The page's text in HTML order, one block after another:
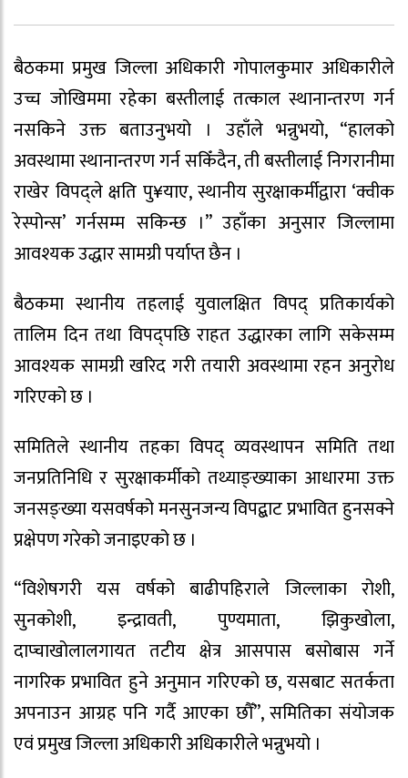
बैठकमा प्रमुख जिल्ला अधिकारी गोपालकुमार अधिकारीले
उच्च जोखिममा रहेका बस्तीलाई तत्काल स्थानान्तरण गर्न
नसकिने उक्त बताउनुभयो । उहाँले भन्नुभयो, “हालको
अवस्थामा स्थानान्तरण गर्न सकिँदैन, ती बस्तीलाई निगरानीमा
राखेर विपद्ले क्षति पु¥याए, स्थानीय सुरक्षाकर्मीद्वारा ‘क्वीक
रेस्पोन्स’ गर्नसम्म सकिन्छ ।” उहाँका अनुसार जिल्लामा
आवश्यक उद्धार सामग्री पर्याप्त छैन ।
बैठकमा स्थानीय तहलाई युवालक्षित विपद् प्रतिकार्यको
तालिम दिन तथा विपद्पछि राहत उद्धारका लागि सकेसम्म
आवश्यक सामग्री खरिद गरी तयारी अवस्थामा रहन अनुरोध
गरिएको छ ।
समितिले स्थानीय तहका विपद् व्यवस्थापन समिति तथा
जनप्रतिनिधि र सुरक्षाकर्मीको तथ्याङ्ख्याका आधारमा उक्त
जनसङ्ख्या यसवर्षको मनसुनजन्य विपद्बाट प्रभावित हुनसक्ने
प्रक्षेपण गरेको जनाइएको छ ।
“विशेषगरी यस वर्षको बाढीपहिराले जिल्लाका रोशी,
सुनकोशी, इन्द्रावती, पुण्यमाता, झिकुखोला,
दाप्चाखोलालगायत तटीय क्षेत्र आसपास बसोबास गर्ने
नागरिक प्रभावित हुने अनुमान गरिएको छ, यसबाट सतर्कता
अपनाउन आग्रह पनि गर्दै आएका छौँ”, समितिका संयोजक
एवं प्रमुख जिल्ला अधिकारी अधिकारीले भन्नुभयो ।